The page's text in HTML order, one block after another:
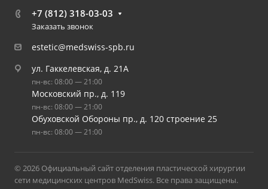
+7 (812) 318-03-03
Заказать звонок
estetic@medswiss-spb.ru
ул. Гаккелевская, д. 21А
пн-вс: 08:00 — 21:00
Московский пр., д. 119
пн-вс: 08:00 — 21:00
Обуховской Обороны пр., д. 120 строение 25
пн-вс: 08:00 — 21:00
© 2026 Официальный сайт отделения пластической хирургии
сети медицинских центров MedSwiss. Все права защищены.